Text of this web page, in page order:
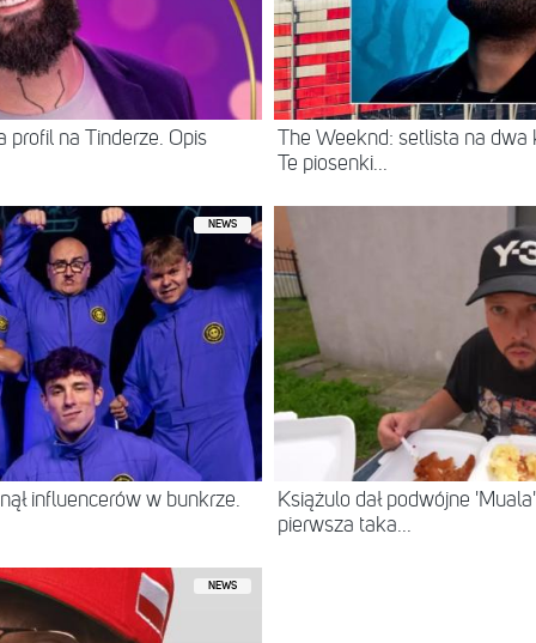
profil na Tinderze. Opis
The Weeknd: setlista na
Te piosenki...
NEWS
influencerów w bunkrze.
Książulo dał podwójne
pierwsza taka...
NEWS